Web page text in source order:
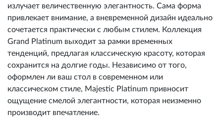
излучает величественную элегантность. Сама форма
привлекает внимание, а вневременной дизайн идеально
сочетается практически с любым стилем. Коллекция
Grand Platinum выходит за рамки временных
тенденций, предлагая классическую красоту, которая
сохранится на долгие годы. Независимо от того,
оформлен ли ваш стол в современном или
классическом стиле, Majestic Platinum привносит
ощущение смелой элегантности, которая неизменно
производит впечатление.